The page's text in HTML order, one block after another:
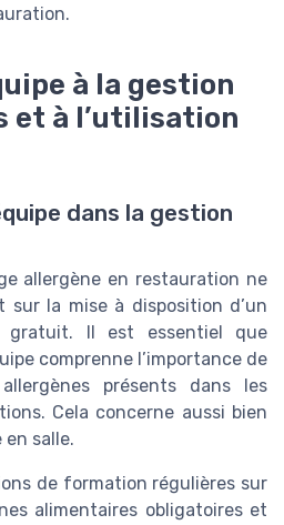
à la gestion
et à l’utilisation
dans la gestion
allergène en restauration ne
sur la mise à disposition d’un
gratuit. Il est essentiel que
comprenne l’importance de
présents dans les
Cela concerne aussi bien
en salle.
de formation régulières sur
alimentaires obligatoires et